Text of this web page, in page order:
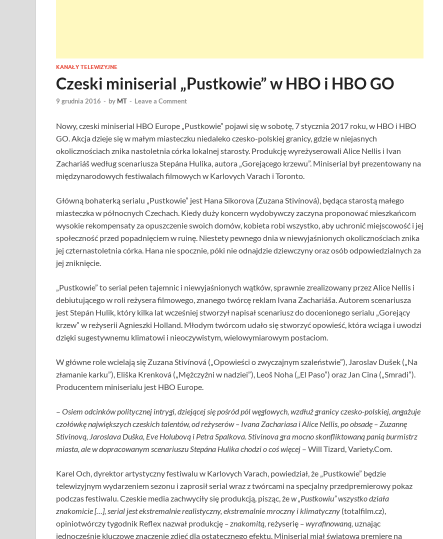
KANAŁY TELEWIZYJNE
Czeski miniserial „Pustkowie” w HBO i HBO GO
9 grudnia 2016 - by MT - Leave a Comment
Nowy, czeski miniserial HBO Europe „Pustkowie” pojawi się w sobotę, 7 stycznia 2017 roku, w HBO i HBO
GO. Akcja dzieje się w małym miasteczku niedaleko czesko-polskiej granicy, gdzie w niejasnych
okolicznościach znika nastoletnia córka lokalnej starosty. Produkcję wyreżyserowali Alice Nellis i Ivan
Zachariáš według scenariusza Stepána Hulika, autora „Gorejącego krzewu”. Miniserial był prezentowany na
międzynarodowych festiwalach filmowych w Karlovych Varach i Toronto.
Główną bohaterką serialu „Pustkowie” jest Hana Sikorova (Zuzana Stivínová), będąca starostą małego
miasteczka w północnych Czechach. Kiedy duży koncern wydobywczy zaczyna proponować mieszkańcom
wysokie rekompensaty za opuszczenie swoich domów, kobieta robi wszystko, aby uchronić miejscowość i jej
społeczność przed popadnięciem w ruinę. Niestety pewnego dnia w niewyjaśnionych okolicznościach znika
jej czternastoletnia córka. Hana nie spocznie, póki nie odnajdzie dziewczyny oraz osób odpowiedzialnych za
jej zniknięcie.
„Pustkowie” to serial pełen tajemnic i niewyjaśnionych wątków, sprawnie zrealizowany przez Alice Nellis i
debiutującego w roli reżysera filmowego, znanego twórcę reklam Ivana Zachariáša. Autorem scenariusza
jest Stepán Hulik, który kilka lat wcześniej stworzył napisał scenariusz do docenionego serialu „Gorejący
krzew” w reżyserii Agnieszki Holland. Młodym twórcom udało się stworzyć opowieść, która wciąga i uwodzi
dzięki sugestywnemu klimatowi i nieoczywistym, wielowymiarowym postaciom.
W główne role wcielają się Zuzana Stivínová („Opowieści o zwyczajnym szaleństwie”), Jaroslav Dušek („Na
złamanie karku”), Eliška Krenková („Mężczyźni w nadziei”), Leoš Noha („El Paso”) oraz Jan Cina („Smradi”).
Producentem miniserialu jest HBO Europe.
– Osiem odcinków politycznej intrygi, dziejącej się pośród pól węglowych, wzdłuż granicy czesko-polskiej, angażuje
czołówkę największych czeskich talentów, od reżyserów – Ivana Zachariasa i Alice Nellis, po obsadę – Zuzannę
Stivinovą, Jaroslava Duška, Eve Holubovą i Petra Spalkova. Stivinova gra mocno skonfliktowaną panią burmistrz
miasta, ale w dopracowanym scenariuszu Stepána Hulika chodzi o coś więcej – Will Tizard, Variety.Com.
Karel Och, dyrektor artystyczny festiwalu w Karlovych Varach, powiedział, że „Pustkowie” będzie
telewizyjnym wydarzeniem sezonu i zaprosił serial wraz z twórcami na specjalny przedpremierowy pokaz
podczas festiwalu. Czeskie media zachwyciły się produkcją, pisząc, żew „Pustkowiu” wszystko działa
znakomicie […], serial jest ekstremalnie realistyczny, ekstremalnie mroczny i klimatyczny (totalfilm.cz),
opiniotwórczy tygodnik Reflex nazwał produkcję – znakomitą, reżyserię – wyrafinowaną, uznając
jednocześnie kluczowe znaczenie zdjęć dla ostatecznego efektu. Miniserial miał światową premierę na